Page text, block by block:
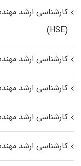
کارشناسی ارشد
(HSE)
کارشناسی ارشد
کارشناسی ارشد
کارشناسی ارشد
کارشناسی ارشد